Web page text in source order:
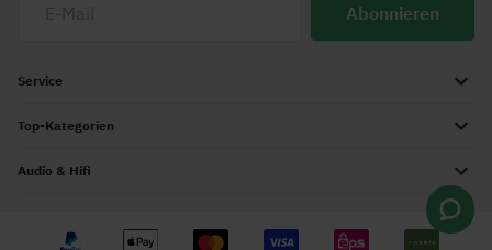
Abonnieren
Service
Top-Kategorien
Audio & Hifi